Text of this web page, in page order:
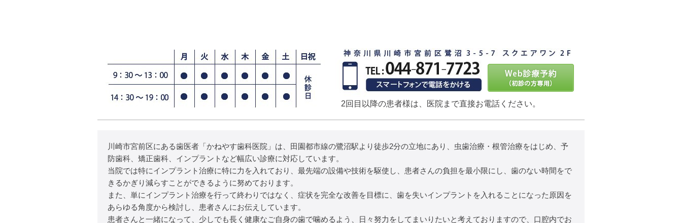
2回目以降の患者様は、医院まで直接お電話ください。
川崎市宮前区にある歯医者「かねやす歯科医院」は、田園都市線の鷺沼駅より徒歩2分の立地にあり、虫歯治療・根管治療をはじめ、予
防歯科、矯正歯科、インプラントなど幅広い診療に対応しています。
当院では特にインプラント治療に特に力を入れており、最先端の設備や技術を駆使し、患者さんの負担を最小限にし、歯のない時間をで
きるかぎり減らすことができるように努めております。
また、単にインプラント治療を行って終わりではなく、症状を完全な改善を目標に、歯を失いインプラントを入れることになった原因を
あらゆる角度から検討し、患者さんにお伝えしています。
患者さんと一緒になって、少しでも長く健康なご自身の歯で噛めるよう、日々努力をしてまいりたいと考えておりますので、口腔内でお